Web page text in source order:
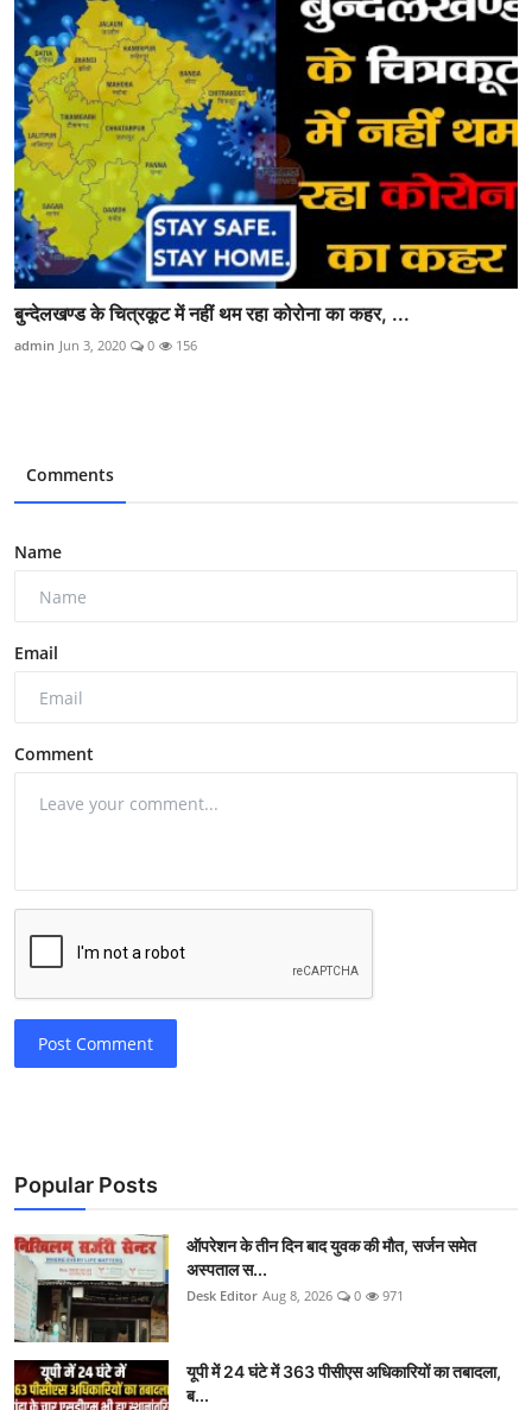
बुन्देलखण्ड के चित्रकूट में नहीं थम रहा कोरोना का कहर, ...
admin Jun 3, 2020 0 156
Comments
Name
Email
Comment
Post Comment
Popular Posts
ऑपरेशन के तीन दिन बाद युवक की मौत, सर्जन समेत
अस्पताल स...
Desk Editor Aug 8, 2026 0 971
यूपी में 24 घंटे में 363 पीसीएस अधिकारियों का तबादला,
ब...